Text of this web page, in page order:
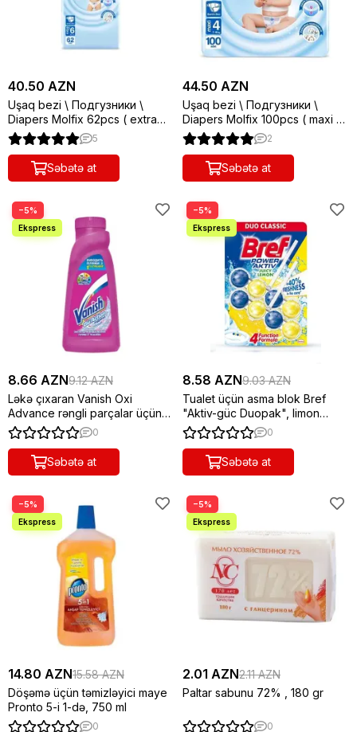
40.50 AZN
Uşaq bezi \ Подгузники \
Diapers Molfix 62pcs ( extra
large 6 -15+kg )5
Səbətə at
44.50 AZN
Uşaq bezi \ Подгузники \
Diapers Molfix 100pcs ( maxi 4
- 7-14kg )
2
Səbətə at
−5%
8.66 AZN9.12 AZN
Ləkə çıxaran Vanish Oxi
Advance rəngli parçalar üçün
500 ml
0
Səbətə at
−5%
8.58 AZN9.03 AZN
Tualet üçün asma blok Bref
"Aktiv-güc Duopak", limon
2x50 q
0
Səbətə at
−5%
14.80 AZN15.58 AZN
Döşəmə üçün təmizləyici maye
Pronto 5-i 1-də, 750 ml
0
−5%
2.01 AZN2.11 AZN
Paltar sabunu 72% , 180 gr
0